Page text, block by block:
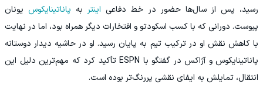
رسید، پس از سال‌ها حضور در خط دفاعی اینتربه پاناتینایکوس یونان
پیوست. دورانی که با کسب اسکودتو و افتخارات دیگر همراه بود، اما در نهایت
با کاهش نقش او در ترکیب تیم به پایان رسید. او در حاشیه دیدار دوستانه
پاناتینایکوس و آژاکس در گفتگو با ESPN تأکید کرد که مهم‌ترین دلیل این
انتقال، تمایلش به ایفای نقشی پررنگ‌تر بوده است.